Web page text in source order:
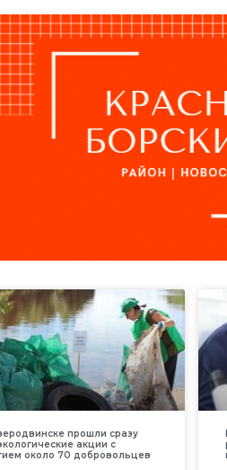
прошли сразу
акции с
около 70 добровольцев